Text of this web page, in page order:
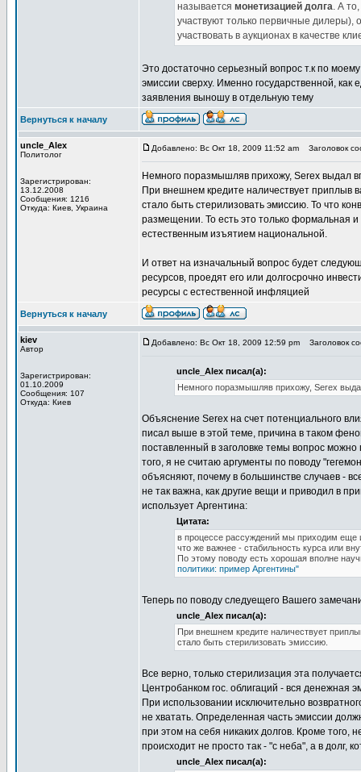
называется монетизацией долга. А
участвуют только первичные дилеры),
участвовать в аукционах в качестве
Это достаточно серьезный вопрос т.к по
эмиссии сверху. Именно государственной, как
заявления выношу в отдельную тему
Вернуться к началу
uncle_Alex
Политолог
Зарегистрирован:
13.12.2008
Сообщения: 1216
Откуда: Киев, Украина
Добавлено: Вс Окт 18, 2009 11:52 am Заголовок
Немного поразмышляв прихожу, Serex выдал
При внешнем кредите наличествует приплыв
стало быть стерилизовать эмиссию. То что
размещении. То есть это только формальная
естественным изъятием национальной.
И ответ на изначальный вопрос будет
ресурсов, проедят его или долгосрочно
ресурсы с естественной инфляцией
Вернуться к началу
kiev
Автор
Зарегистрирован:
01.10.2009
Сообщения: 107
Откуда: Киев
Добавлено: Вс Окт 18, 2009 12:59 pm Заголовок
uncle_Alex писал(а):
Немного поразмышляв прихожу, Serex
Объяснение Serex на счет потенциального
писал выше в этой теме, причина в таком
поставленный в заголовке темы вопрос можно
того, я не считаю аргументы по поводу
объясняют, почему в большинстве случаев -
не так важна, как другие вещи и приводил в
использует Аргентина:
Цитата:
в процессе рассуждений мы приходим еще
что же важнее - стабильность курса или
По этому поводу есть хорошая вполне
политики: пример Аргентины"
Теперь по поводу следуещего Вашего
uncle_Alex писал(а):
При внешнем кредите наличествует
стало быть стерилизовать эмиссию.
Все верно, только стерилизация эта
Центробанком гос. облигаций - вся денежная
При использовании исключительно
не хватать. Определенная часть эмиссии
при этом на себя никаких долгов. Кроме
происходит не просто так - "с неба", а в долг,
uncle_Alex писал(а):